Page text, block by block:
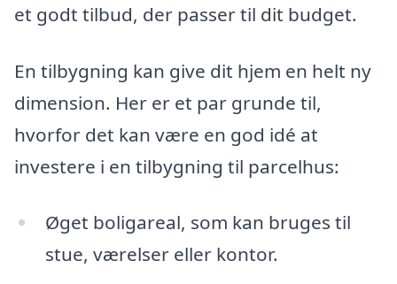
et godt tilbud, der passer til dit budget.
En tilbygning kan give dit hjem en helt ny
dimension. Her er et par grunde til,
hvorfor det kan være en god idé at
investere i en tilbygning til parcelhus:
Øget boligareal, som kan bruges til
stue, værelser eller kontor.